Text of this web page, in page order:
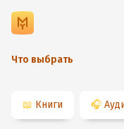
Что выбрать
📖 Книги 🎧